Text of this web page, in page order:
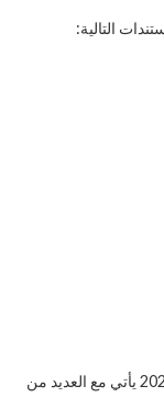
التالية:
برنامج التدريب للسفر إلى الولايات المتحدة مجانًا 2024 يأتي مع العديد من